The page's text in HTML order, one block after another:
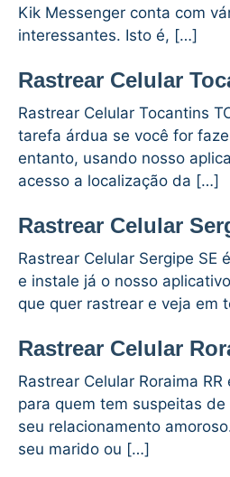
Kik Messenger conta com
interessantes. Isto é, […]
Rastrear Celular
Rastrear Celular Tocantins
tarefa árdua se você for
entanto, usando nosso
acesso a localização da […]
Rastrear Celular
Rastrear Celular Sergipe SE
e instale já o nosso
que quer rastrear e veja em
Rastrear Celular
Rastrear Celular Roraima
para quem tem suspeitas
seu relacionamento
seu marido ou […]